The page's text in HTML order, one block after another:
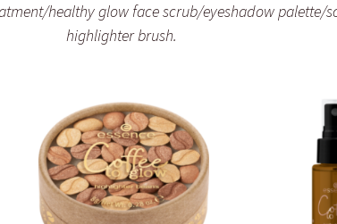
healthy glow face scrub/eyeshadow palette/
highlighter brush.